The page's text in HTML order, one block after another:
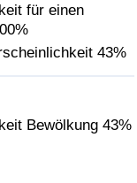
für einen
43%
Bewölkung 43%